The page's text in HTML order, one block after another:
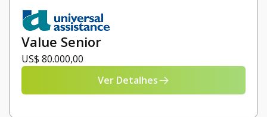
Value Senior
US$ 80.000,00
Ver Detalhes